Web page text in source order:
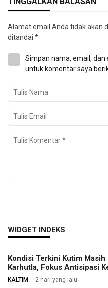
Alamat email Anda tidak akan
ditandai *
Simpan nama, email,
untuk komentar saya
WIDGET INDEKS
Kondisi Terkini Kutim
Karhutla, Fokus Antisipasi
KALTIM 2 hari yang lalu